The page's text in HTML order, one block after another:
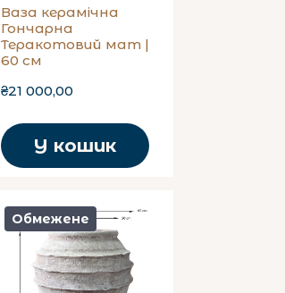
Ваза керамічна
Гончарна
Теракотовий мат |
60 см
₴21 000,00
У кошик
Обмежене